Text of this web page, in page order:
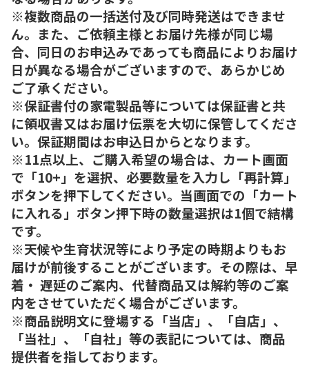
※複数商品の一括送付及び同時発送はできませ
ん。また、ご依頼主様とお届け先様が同じ場
合、同日のお申込みであっても商品によりお届け
日が異なる場合がございますので、あらかじめ
ご了承ください。
※保証書付の家電製品等については保証書と共
に領収書又はお届け伝票を大切に保管してくださ
い。保証期間はお申込日からとなります。
※11点以上、ご購入希望の場合は、カート画面
で「10+」を選択、必要数量を入力し「再計算」
ボタンを押下してください。当画面での「カート
に入れる」ボタン押下時の数量選択は1個で結構
です。
※天候や生育状況等により予定の時期よりもお
届けが前後することがございます。その際は、早
着・ 遅延のご案内、代替商品又は解約等のご案
内をさせていただく場合がございます。
※商品説明文に登場する「当店」、「自店」、
「当社」、「自社」等の表記については、商品
提供者を指しております。